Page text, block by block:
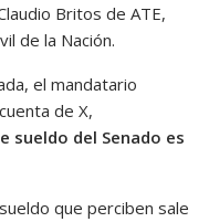
Britos de ATE,
de la Nación.
el mandatario
de X,
sueldo del Senado es
que perciben sale